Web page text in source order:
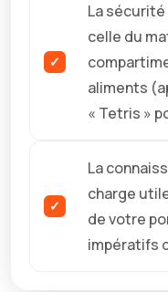
La
celle du
aliments
« Tetris »
La
charge
de votre
impératifs